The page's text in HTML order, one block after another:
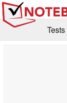
Tests